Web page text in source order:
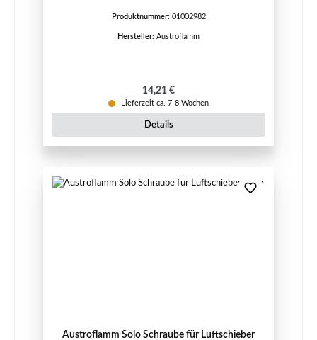
Produktnummer: 01002982
Hersteller: Austroflamm
Regulärer Preis:
14,21 €
Lieferzeit ca. 7-8 Wochen
Details
Austroflamm Solo Schraube für Luftschieber